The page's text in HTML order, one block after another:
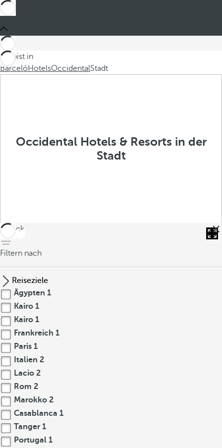
Du bist in
BarcelóHotelsOccidentalStadt
Occidental Hotels & Resorts in der
Stadt
zurück
Filtern nach
Reiseziele
Ägypten 1
Kairo 1
Kairo 1
Frankreich 1
Paris 1
Italien 2
Lacio 2
Rom 2
Marokko 2
Casablanca 1
Tanger 1
Portugal 1